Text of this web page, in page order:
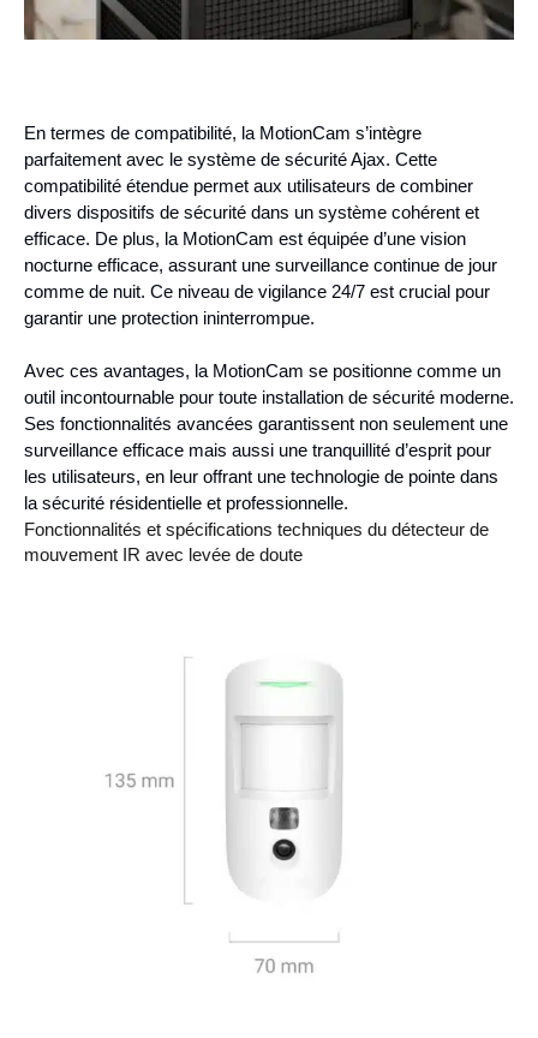
En termes de compatibilité, la MotionCam s’intègre
parfaitement avec le système de sécurité Ajax. Cette
compatibilité étendue permet aux utilisateurs de combiner
divers dispositifs de sécurité dans un système cohérent et
efficace. De plus, la MotionCam est équipée d’une vision
nocturne efficace, assurant une surveillance continue de jour
comme de nuit. Ce niveau de vigilance 24/7 est crucial pour
garantir une protection ininterrompue.
Avec ces avantages, la MotionCam se positionne comme un
outil incontournable pour toute installation de sécurité moderne.
Ses fonctionnalités avancées garantissent non seulement une
surveillance efficace mais aussi une tranquillité d’esprit pour
les utilisateurs, en leur offrant une technologie de pointe dans
la sécurité résidentielle et professionnelle.
Fonctionnalités et spécifications techniques du détecteur de
mouvement IR avec levée de doute